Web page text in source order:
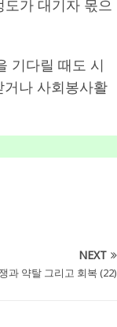
가 대기자 몫으
기다릴 때도 시
나 사회봉사활
NEXT
과 약탈 그리고 회복 (22)